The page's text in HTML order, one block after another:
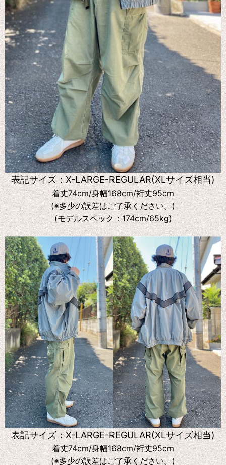
表記サイズ：X-LARGE-REGULAR(XLサイズ相当)
着丈74cm/身幅168cm/裄丈95cm
(※多少の誤差はご了承ください。)
(モデルスペック：174cm/65kg)
表記サイズ：X-LARGE-REGULAR(XLサイズ相当)
着丈74cm/身幅168cm/裄丈95cm
(※多少の誤差はご了承ください。)